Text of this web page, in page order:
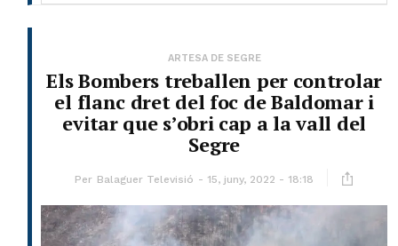
ARTESA DE SEGRE
Els Bombers treballen per controlar
el flanc dret del foc de Baldomar i
evitar que s’obri cap a la vall del
Segre
Per Balaguer Televisió 15, juny, 2022 - 18:18